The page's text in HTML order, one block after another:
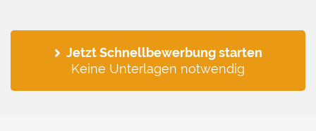
Jetzt Schnellbewerbung starten
Keine Unterlagen notwendig